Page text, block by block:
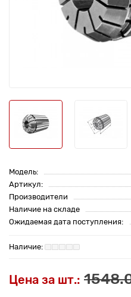
Модель:
Артикул:
Производители
Наличие на складе
Ожидаемая дата поступления:
Цена за шт.: